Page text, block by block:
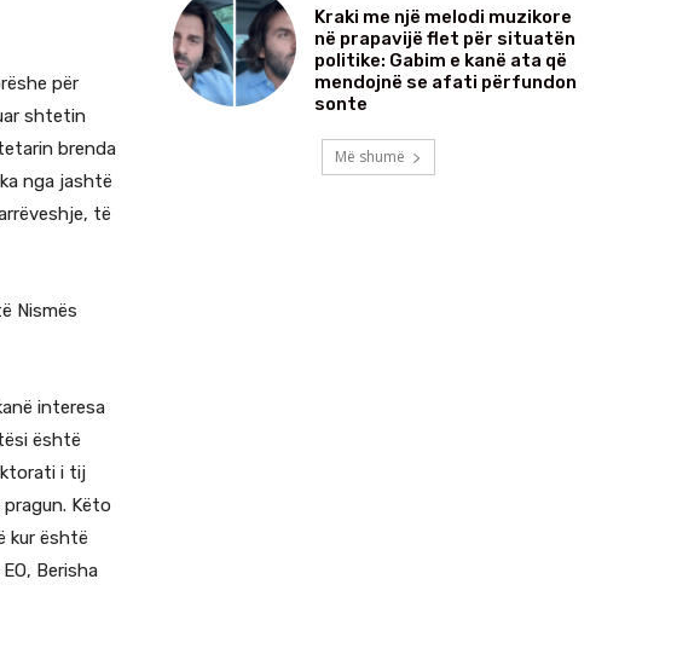
për
shtetin
brenda
nga jashtë
të
Nismës
interesa
është
i tij
Këto
kur është
Berisha
Kraki me një melodi muzikore
në prapavijë flet për situatën
politike: Gabim e kanë ata që
mendojnë se afati përfundon
sonte
Më shumë